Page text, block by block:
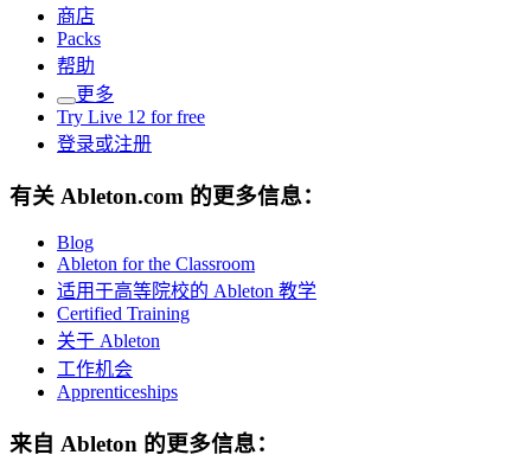
商店
Packs
帮助
更多
Try Live 12 for free
登录或注册
有关 Ableton.com 的更多信息：
Blog
Ableton for the Classroom
适用于高等院校的 Ableton 教学
Certified Training
关于 Ableton
工作机会
Apprenticeships
来自 Ableton 的更多信息：